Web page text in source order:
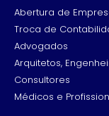
Abertura de
Troca de
Advogados
Arquitetos,
Consultores
Médicos e